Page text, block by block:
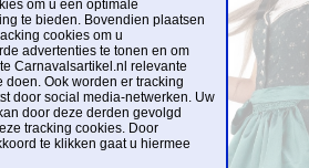
om u een optimale
te bieden. Bovendien plaatsen
cookies om u
advertenties te tonen en om
Carnavalsartikel.nl relevante
doen. Ook worden er tracking
door social media-netwerken. Uw
door deze derden gevolgd
tracking cookies. Door
te klikken gaat u hiermee